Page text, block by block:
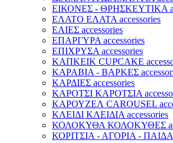
ΕΙΚΟΝΕΣ - ΘΡΗΣΚΕΥΤΙΚΑ
ΕΛΑΤΟ ΕΛΑΤΑ accessories
ΕΛΙΕΣ accessories
ΕΠΑΡΓΥΡΑ accessories
ΕΠΙΧΡΥΣΑ accessories
ΚΑΠΚΕΙΚ CUPCAKE
ΚΑΡΑΒΙΑ - ΒΑΡΚΕΣ
ΚΑΡΔΙΕΣ accessories
ΚΑΡΟΤΣΙ ΚΑΡΟΤΣΙΑ
ΚΑΡΟΥΖΕΛ CAROUSEL
ΚΛΕΙΔΙ ΚΛΕΙΔΙΑ accessories
ΚΟΛΟΚΥΘΑ ΚΟΛΟΚΥΘΕΣ
ΚΟΡΙΤΣΙΑ - ΑΓΟΡΙΑ -